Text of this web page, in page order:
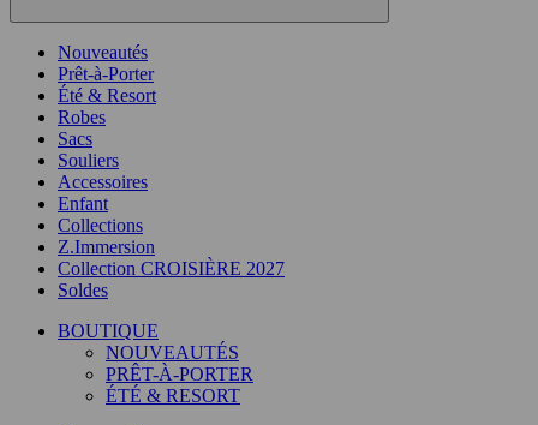
Nouveautés
Prêt-à-Porter
Été & Resort
Robes
Sacs
Souliers
Accessoires
Enfant
Collections
Z.Immersion
Collection CROISIÈRE 2027
Soldes
BOUTIQUE
NOUVEAUTÉS
PRÊT-À-PORTER
ÉTÉ & RESORT